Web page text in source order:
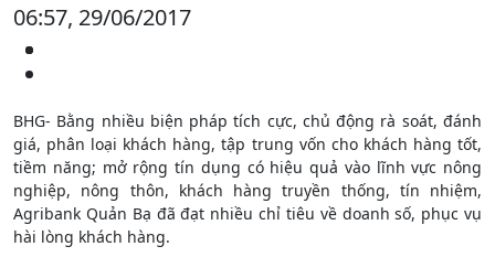
06:57, 29/06/2017
BHG- Bằng nhiều biện pháp tích cực, chủ động rà soát, đánh
giá, phân loại khách hàng, tập trung vốn cho khách hàng tốt,
tiềm năng; mở rộng tín dụng có hiệu quả vào lĩnh vực nông
nghiệp, nông thôn, khách hàng truyền thống, tín nhiệm,
Agribank Quản Bạ đã đạt nhiều chỉ tiêu về doanh số, phục vụ
hài lòng khách hàng.